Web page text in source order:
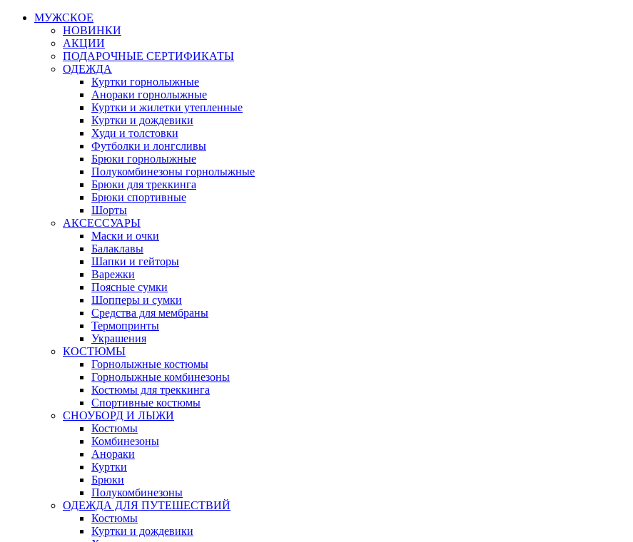
МУЖСКОЕ
НОВИНКИ
АКЦИИ
ПОДАРОЧНЫЕ СЕРТИФИКАТЫ
ОДЕЖДА
Куртки горнолыжные
Анораки горнолыжные
Куртки и жилетки утепленные
Куртки и дождевики
Худи и толстовки
Футболки и лонгсливы
Брюки горнолыжные
Полукомбинезоны горнолыжные
Брюки для треккинга
Брюки спортивные
Шорты
АКСЕССУАРЫ
Маски и очки
Балаклавы
Шапки и гейторы
Варежки
Поясные сумки
Шопперы и сумки
Средства для мембраны
Термопринты
Украшения
КОСТЮМЫ
Горнолыжные костюмы
Горнолыжные комбинезоны
Костюмы для треккинга
Спортивные костюмы
СНОУБОРД И ЛЫЖИ
Костюмы
Комбинезоны
Анораки
Куртки
Брюки
Полукомбинезоны
ОДЕЖДА ДЛЯ ПУТЕШЕСТВИЙ
Костюмы
Куртки и дождевики